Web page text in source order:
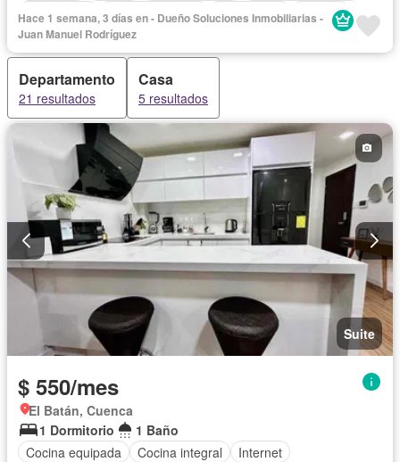
Electricidad
Estacionamiento Gas natural
Terraza
Sin amoblar
Hace 1 semana, 3 días en - Dueño Soluciones Inmobiliarias -
Juan Manuel Rodríguez
Departamento
21 resultados
Casa
5 resultados
Suite
$ 550/mes
El Batán, Cuenca
1 Dormitorio
1 Baño
Cocina equipada
Cocina integral
Internet